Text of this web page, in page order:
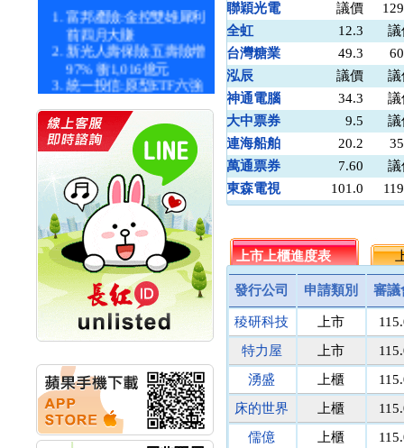
富邦產險:金控雙雄犀利
前四月大賺
新光人壽保險:五壽險增
97% 衝1,016億元
統一投信:原型ETF六強
漲逾九成
統一投信:主動式ETF溢
價 被盯上
新光人壽保險:新壽Q1外
價金將達996億
宇辰系統科技:宇辰業績
創新高 啟動興櫃轉上櫃
計畫
明緯企業:明緯永續科技
競賽 以電源驅動善的力
量
秀育企業:秀育SHO-U儲
能系統 獲國內首張CNS
認證
聯博投信:聯博00404A
華旭先進:代重要子公司
碩通散熱股份有限公司
公告董事會通過發言人
及代理發
華旭先進:代重要子公司
聯穎光電
議價
全虹
12.3
台灣糖業
49.3
泓辰
議價
神通電腦
34.3
大中票券
9.5
連海船舶
20.2
萬通票券
7.60
東森電視
101.0
台灣集保
131.1
馬上發
議價
民間全民
議價
鎧鉅科技
議價
萬里遊
10.0
醫電鼎眾
議價
三信商銀
議價
菘凱科技
議價
東盈光電
議價
上市上櫃進度表 上
發行公司 申請類別 審議
稜研科技 上市
特力屋
上市
湧盛
上櫃
床的世界
上櫃
儒億
上櫃